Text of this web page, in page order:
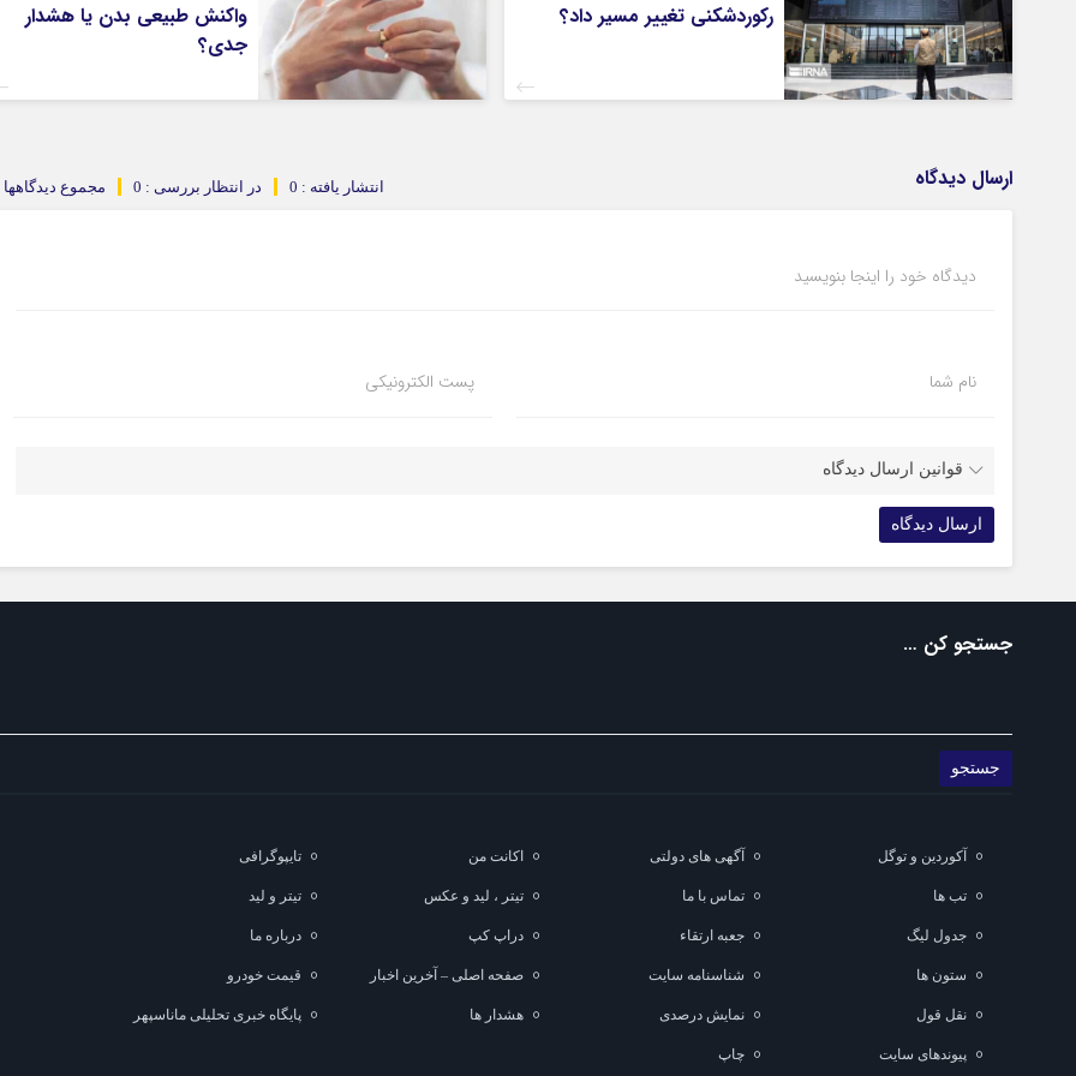
رکوردشکنی تغییر مسیر داد؟
واکنش طبیعی بدن یا هشدار
جدی؟
ارسال دیدگاه مجموع دیدگاهها در انتظار بررسی : 0 انتشار یافته : 0
دیدگاه خود را اینجا بنویسید
نام شما پست الکترونیکی
قوانین ارسال دیدگاه
جستجو کن …
آکوردین و توگل آگهی های دولتی اکانت من تایپوگرافی
تب ها تماس با ما تیتر ، لید و عکس تیتر و لید
جدول لیگ جعبه ارتقاء دراپ کپ درباره ما
ستون ها شناسنامه سایت صفحه اصلی – آخرین اخبار قیمت خودرو
نقل قول نمایش درصدی هشدار ها پایگاه خبری تحلیلی ماناسپهر
پیوندهای سایت چاپ